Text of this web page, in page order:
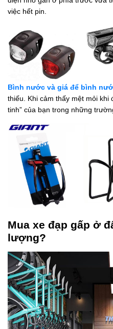
việc hết pin.
Bình nước và giá để bình
thiếu. Khi cảm thấy mệt mỏi khi
tinh” của bạn trong những
Mua xe đạp gấp ở
lượng?